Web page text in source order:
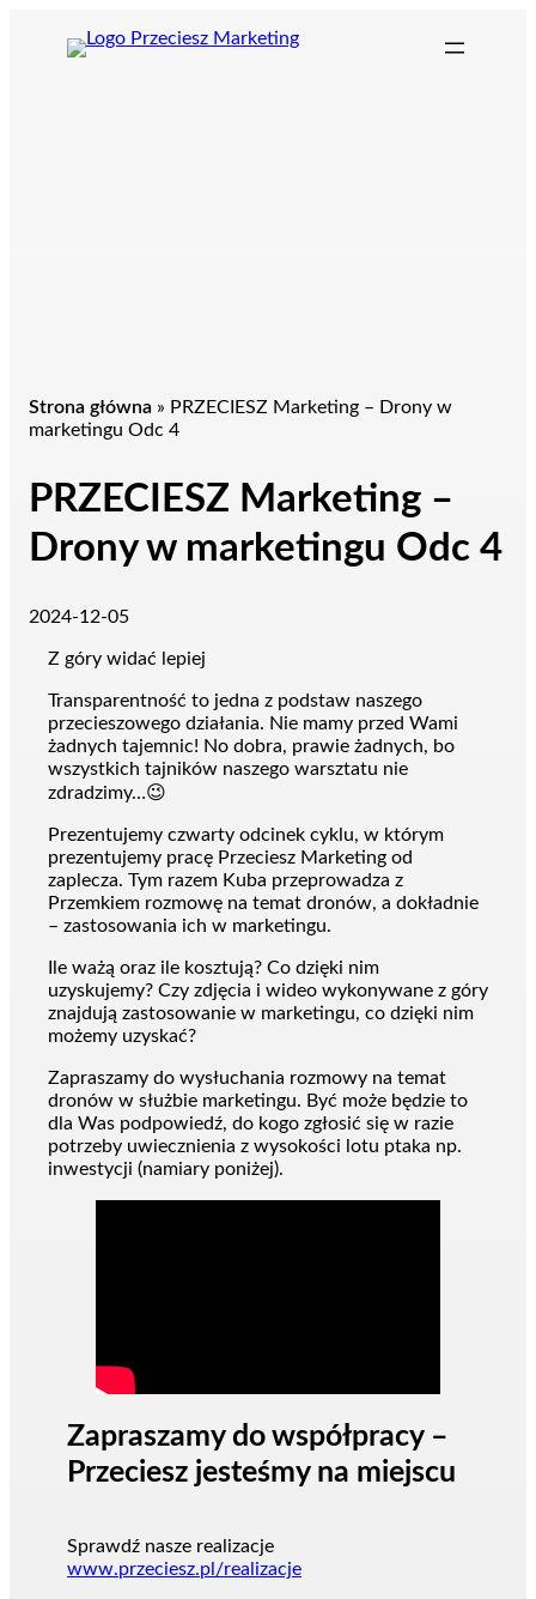
Strona główna » PRZECIESZ Marketing – Drony w
marketingu Odc 4
PRZECIESZ Marketing –
Drony w marketingu Odc 4
2024-12-05
Z góry widać lepiej
Transparentność to jedna z podstaw naszego
przecieszowego działania. Nie mamy przed Wami
żadnych tajemnic! No dobra, prawie żadnych, bo
wszystkich tajników naszego warsztatu nie
zdradzimy…😉
Prezentujemy czwarty odcinek cyklu, w którym
prezentujemy pracę Przeciesz Marketing od
zaplecza. Tym razem Kuba przeprowadza z
Przemkiem rozmowę na temat dronów, a dokładnie
– zastosowania ich w marketingu.
Ile ważą oraz ile kosztują? Co dzięki nim
uzyskujemy? Czy zdjęcia i wideo wykonywane z góry
znajdują zastosowanie w marketingu, co dzięki nim
możemy uzyskać?
Zapraszamy do wysłuchania rozmowy na temat
dronów w służbie marketingu. Być może będzie to
dla Was podpowiedź, do kogo zgłosić się w razie
potrzeby uwiecznienia z wysokości lotu ptaka np.
inwestycji (namiary poniżej).
Zapraszamy do współpracy –
Przeciesz jesteśmy na miejscu
Sprawdź nasze realizacje
www.przeciesz.pl/realizacje